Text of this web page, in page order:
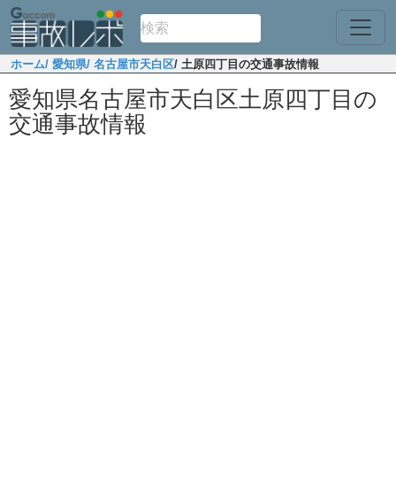
ホーム/ 愛知県/ 名古屋市天白区/ 土原四丁目の交通事故情報
愛知県名古屋市天白区土原四丁目の
交通事故情報